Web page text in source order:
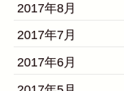
2017年8月
2017年7月
2017年6月